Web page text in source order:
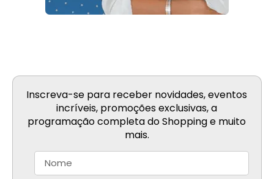
Inscreva-se para receber novidades, eventos
incríveis, promoções exclusivas, a
programação completa do Shopping e muito
mais.